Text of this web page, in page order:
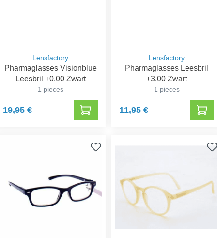
Lensfactory
Pharmaglasses Visionblue
Leesbril +0.00 Zwart
1 pieces
19,95 €
Lensfactory
Pharmaglasses Leesbril
+3.00 Zwart
1 pieces
11,95 €